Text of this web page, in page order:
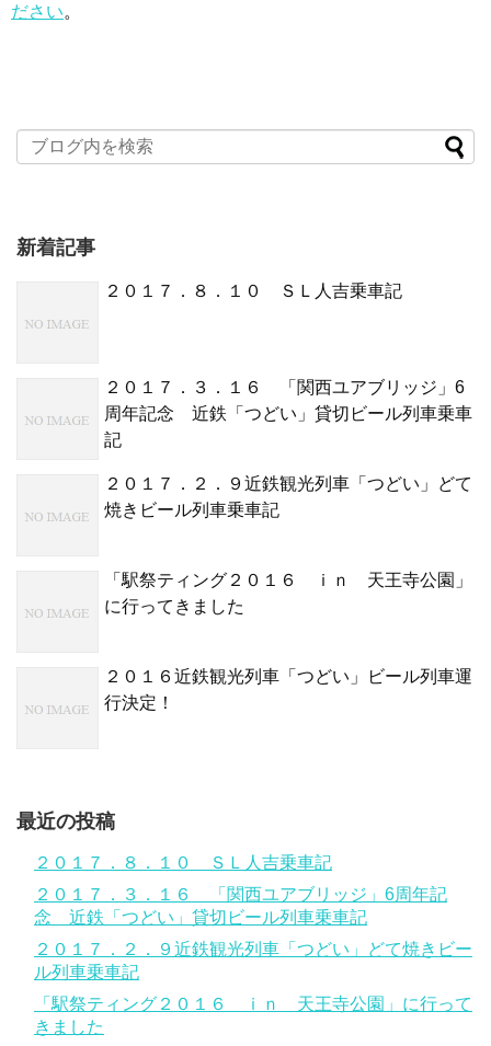
ださい。
新着記事
２０１７．８．１０ ＳＬ人吉乗車記
２０１７．３．１６ 「関西ユアブリッジ」6
周年記念 近鉄「つどい」貸切ビール列車乗車
記
２０１７．２．９近鉄観光列車「つどい」どて
焼きビール列車乗車記
「駅祭ティング２０１６ ｉｎ 天王寺公園」
に行ってきました
２０１６近鉄観光列車「つどい」ビール列車運
行決定！
最近の投稿
２０１７．８．１０ ＳＬ人吉乗車記
２０１７．３．１６ 「関西ユアブリッジ」6周年記
念 近鉄「つどい」貸切ビール列車乗車記
２０１７．２．９近鉄観光列車「つどい」どて焼きビー
ル列車乗車記
「駅祭ティング２０１６ ｉｎ 天王寺公園」に行って
きました